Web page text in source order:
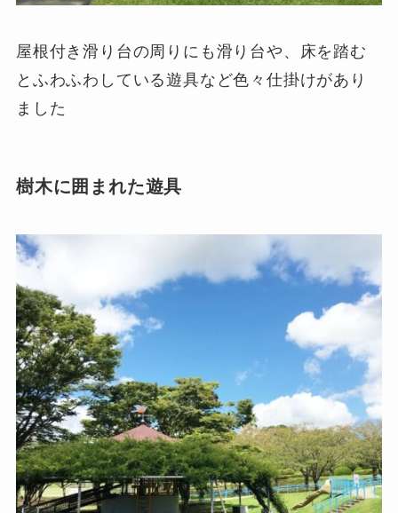
屋根付き滑り台の周りにも滑り台や、床を踏む
とふわふわしている遊具など色々仕掛けがあり
ました
樹木に囲まれた遊具